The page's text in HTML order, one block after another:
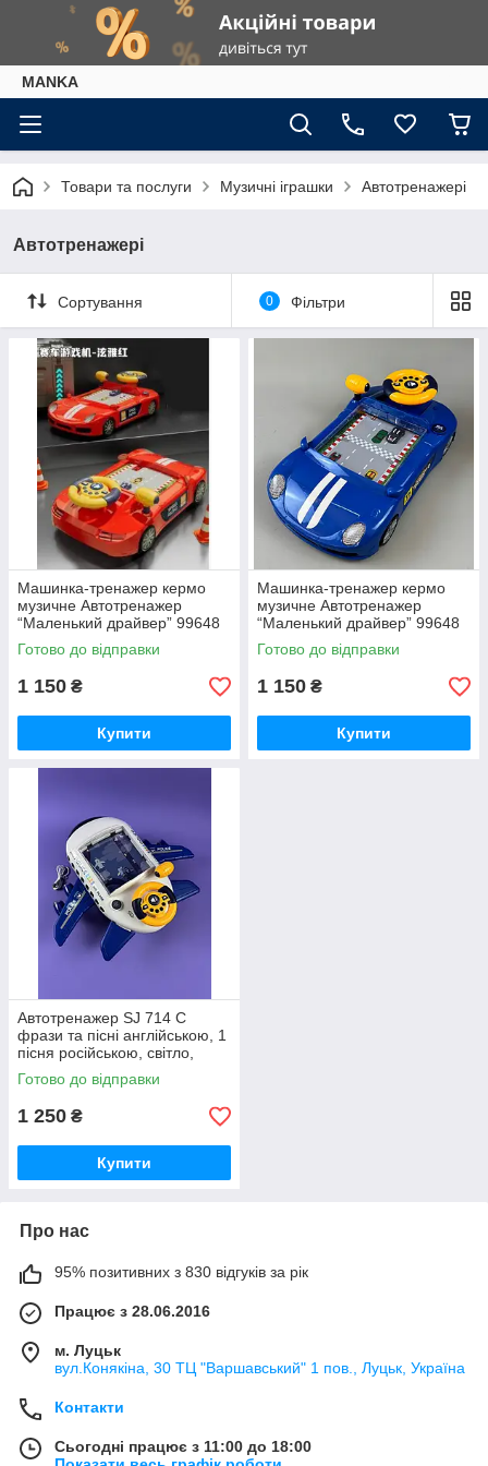
МАNKА
Товари та послуги Музичні іграшки Автотренажері
Автотренажері
Сортування 0 Фільтри
Машинка-тренажер кермо
музичне Автотренажер
“Маленький драйвер” 99648
"TK Group",озвучено
українською червона
Готово до відправки
1 150 ₴
Купити
Машинка-тренажер кермо
музичне Автотренажер
“Маленький драйвер” 99648
"TK Group",озвучено
українською синій
Готово до відправки
1 150 ₴
Купити
Автотренажер SJ 714 C
фрази та пісні англійською, 1
пісня російською, світло,
звуки, на батар та від мережі
Готово до відправки
1 250 ₴
Купити
Про нас
95% позитивних з 830 відгуків за рік
Працює з 28.06.2016
м. Луцьк
вул.Конякіна, 30 ТЦ "Варшавський" 1 пов., Луцьк, Україна
Контакти
Сьогодні працює з 11:00 до 18:00